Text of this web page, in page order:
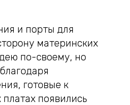
и порты для
материнских
по-своему, но
готовые к
появились